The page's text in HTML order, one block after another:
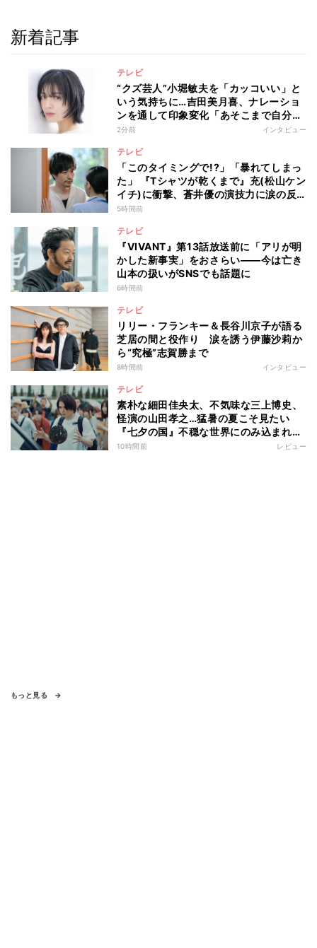
新着記事
テレビ
“クズ芸人”小堀敏夫を「カッコいい」と
いう気持ちに…吉田美月喜、ナレーショ
ンを通して印象変化「あそこまで自分に
正直に生きられる人は、なかなかいな
2分前 インタビュー
テレビ
「このタイミングで!?」「暴れてしまっ
た」 『Tシャツが乾くまで』充(松山ケン
イチ)に衝撃、蒼井優の演技力に涙の反
響も
5時間前
テレビ
『VIVANT』第13話放送前に「アリが明
かした新事実」をおさらい――今は亡き
山本の扱いがSNSでも話題に
6時間前
テレビ
リリー・フランキー＆長谷川京子が語る
芝居の間と役作り 涙を誘う伊藤沙莉か
ら“究極”志賀勝まで
8時間前 インタビュー
テレビ
素朴な細田佳央太、不気味な三上博史、
怪演の山田孝之…猛暑の夏こそ見たい
『七夕の国』不穏な世界にのみ込まれる
超常ミステリー
10時間前 レビュー
もっと見る